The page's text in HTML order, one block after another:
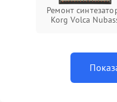
Ремонт
Korg Volca